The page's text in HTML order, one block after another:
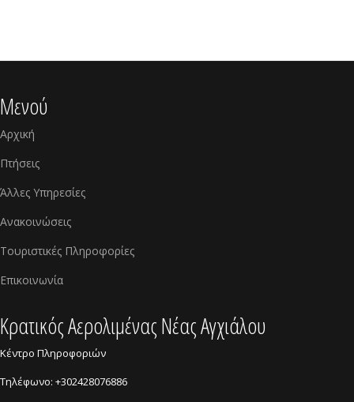
Μενού
Αρχική
Πτήσεις
Άλλες Υπηρεσίες
Ανακοινώσεις
Τουριστικές Πληροφορίες
Επικοινωνία
Kρατικός Αερολιμένας Νέας Αγχιάλου
Κέντρο Πληροφοριών
Τηλέφωνο: +302428076886